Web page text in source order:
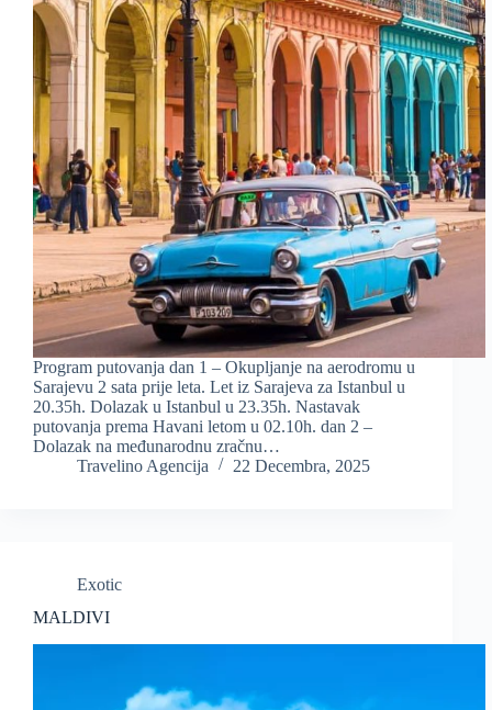
Program putovanja dan 1 – Okupljanje na aerodromu u
Sarajevu 2 sata prije leta. Let iz Sarajeva za Istanbul u
20.35h. Dolazak u Istanbul u 23.35h. Nastavak
putovanja prema Havani letom u 02.10h. dan 2 –
Dolazak na međunarodnu zračnu…
Travelino Agencija
22 Decembra, 2025
Exotic
MALDIVI